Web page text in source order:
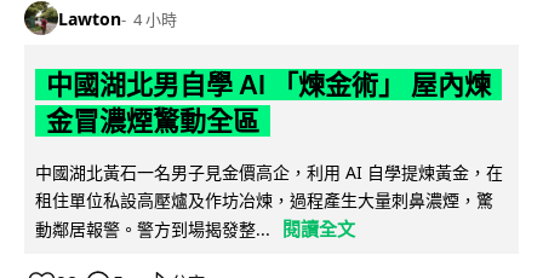
Lawton 4 小時
中國湖北男自學 AI 「煉金術」 屋內煉
金冒濃煙驚動全區
中國湖北黃石一名男子見金價高企，利用 AI 自學提煉黃金，在
租住單位私設高壓爐及作坊冶煉，過程產生大量刺鼻濃煙，驚
動鄰居報警。警方到場揭發整...
閱讀全文